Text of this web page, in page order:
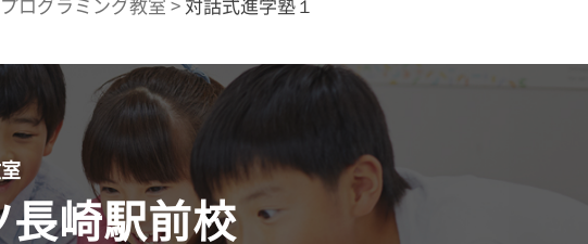
ログラミング教室 > 対話式進学塾１
長崎駅前校